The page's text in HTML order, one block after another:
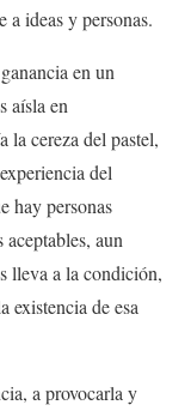
a ideas y personas.
en un
aísla en
la cereza del pastel,
del
hay personas
aceptables, aun
lleva a la condición,
existencia de esa
a provocarla y